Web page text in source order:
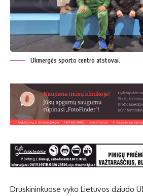
Ukmergės sporto centro atstovai.
Druskininkuose vyko Lietuvos dziudo